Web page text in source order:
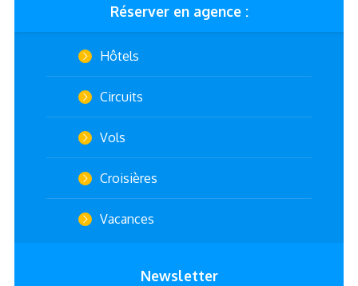
Réserver en agence :
Hôtels
Circuits
Vols
Croisières
Vacances
Newsletter